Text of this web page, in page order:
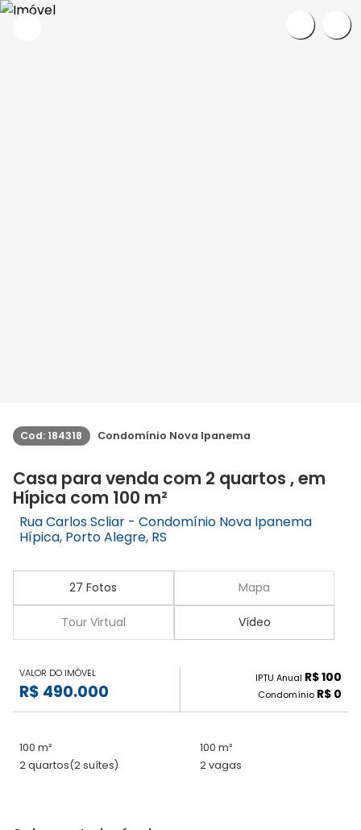
Cod: 184318 Condomínio Nova Ipanema
Casa para venda com 2 quartos , em
Hípica com 100 m²
Rua Carlos Scliar - Condomínio Nova Ipanema
Hípica, Porto Alegre, RS
27 Fotos Mapa
Tour Virtual Vídeo
VALOR DO IMÓVEL
R$ 490.000
IPTU Anual R$ 100
Condomínio R$ 0
100 m²
100 m²
2 quartos(2 suítes) 2 vagas